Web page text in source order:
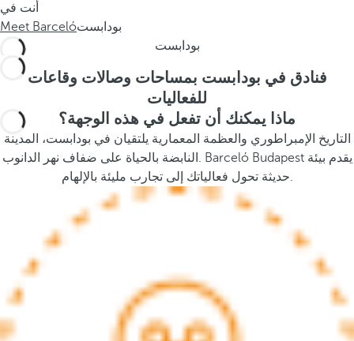
t
h
p
a
s
f
o
أنت في
Meet Barcelóبودابست
بودابست
فنادق في بودابست بمساحات وصالات وقاعات
للفعاليات
ماذا يمكنك أن تفعل في هذه الوجهة؟
التاريخ الإمبراطوري والعظمة المعمارية يلتقيان في بودابست، المدينة
النابضة بالحياة على ضفاف نهر الدانوب. Barceló Budapest يقدم بيئة
حديثة تحول فعالياتك إلى تجارب مليئة بالإلهام.